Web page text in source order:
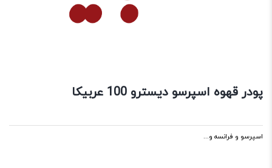
پودر قهوه اسپرسو دیسترو 100 عربیکا
اسپرسو و فرانسه و...